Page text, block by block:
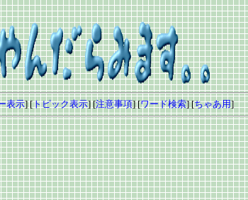
表示] [トピック表示] [注意事項] [ワード検索] [ちゃあ用]